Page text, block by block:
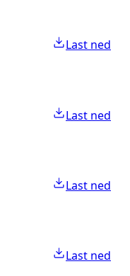
Last ned
Last ned
Last ned
Last ned